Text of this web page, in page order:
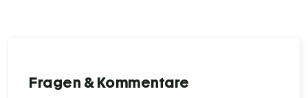
Fragen & Kommentare